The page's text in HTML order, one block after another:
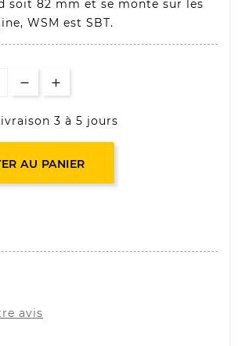
soit 82 mm et se monte sur les
WSM est SBT.
3 à 5 jours
AU PANIER
avis